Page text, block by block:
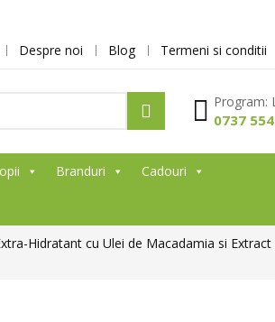
Despre noi Blog Termeni si conditii
Program:
0737
Branduri
Cadouri
Hidratant cu Ulei de Macadamia si